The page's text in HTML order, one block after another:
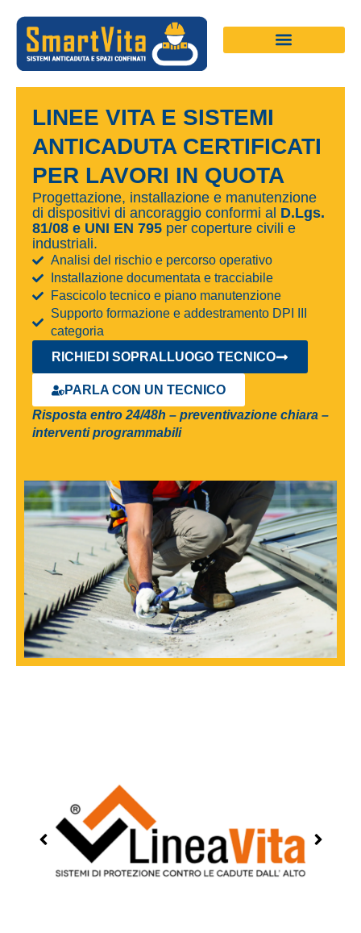
contenuto
LINEE VITA E SISTEMI
ANTICADUTA CERTIFICATI
PER LAVORI IN QUOTA
Progettazione, installazione e manutenzione
di dispositivi di ancoraggio conformi al D.Lgs.
81/08 e UNI EN 795 per coperture civili e
industriali.
Analisi del rischio e percorso operativo
Installazione documentata e tracciabile
Fascicolo tecnico e piano manutenzione
Supporto formazione e addestramento DPI III
categoria
RICHIEDI SOPRALLUOGO TECNICO
PARLA CON UN TECNICO
Risposta entro 24/48h – preventivazione chiara –
interventi programmabili